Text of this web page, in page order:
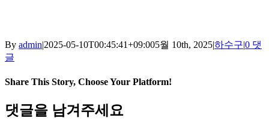
By admin|2025-05-10T00:45:41+09:005월 10th, 2025|하수구|0 댓
글
Share This Story, Choose Your Platform!
Facebook
X
Reddit
LinkedIn
Tumblr
Pinterest
Vk
이
메
댓글을 남겨주세요